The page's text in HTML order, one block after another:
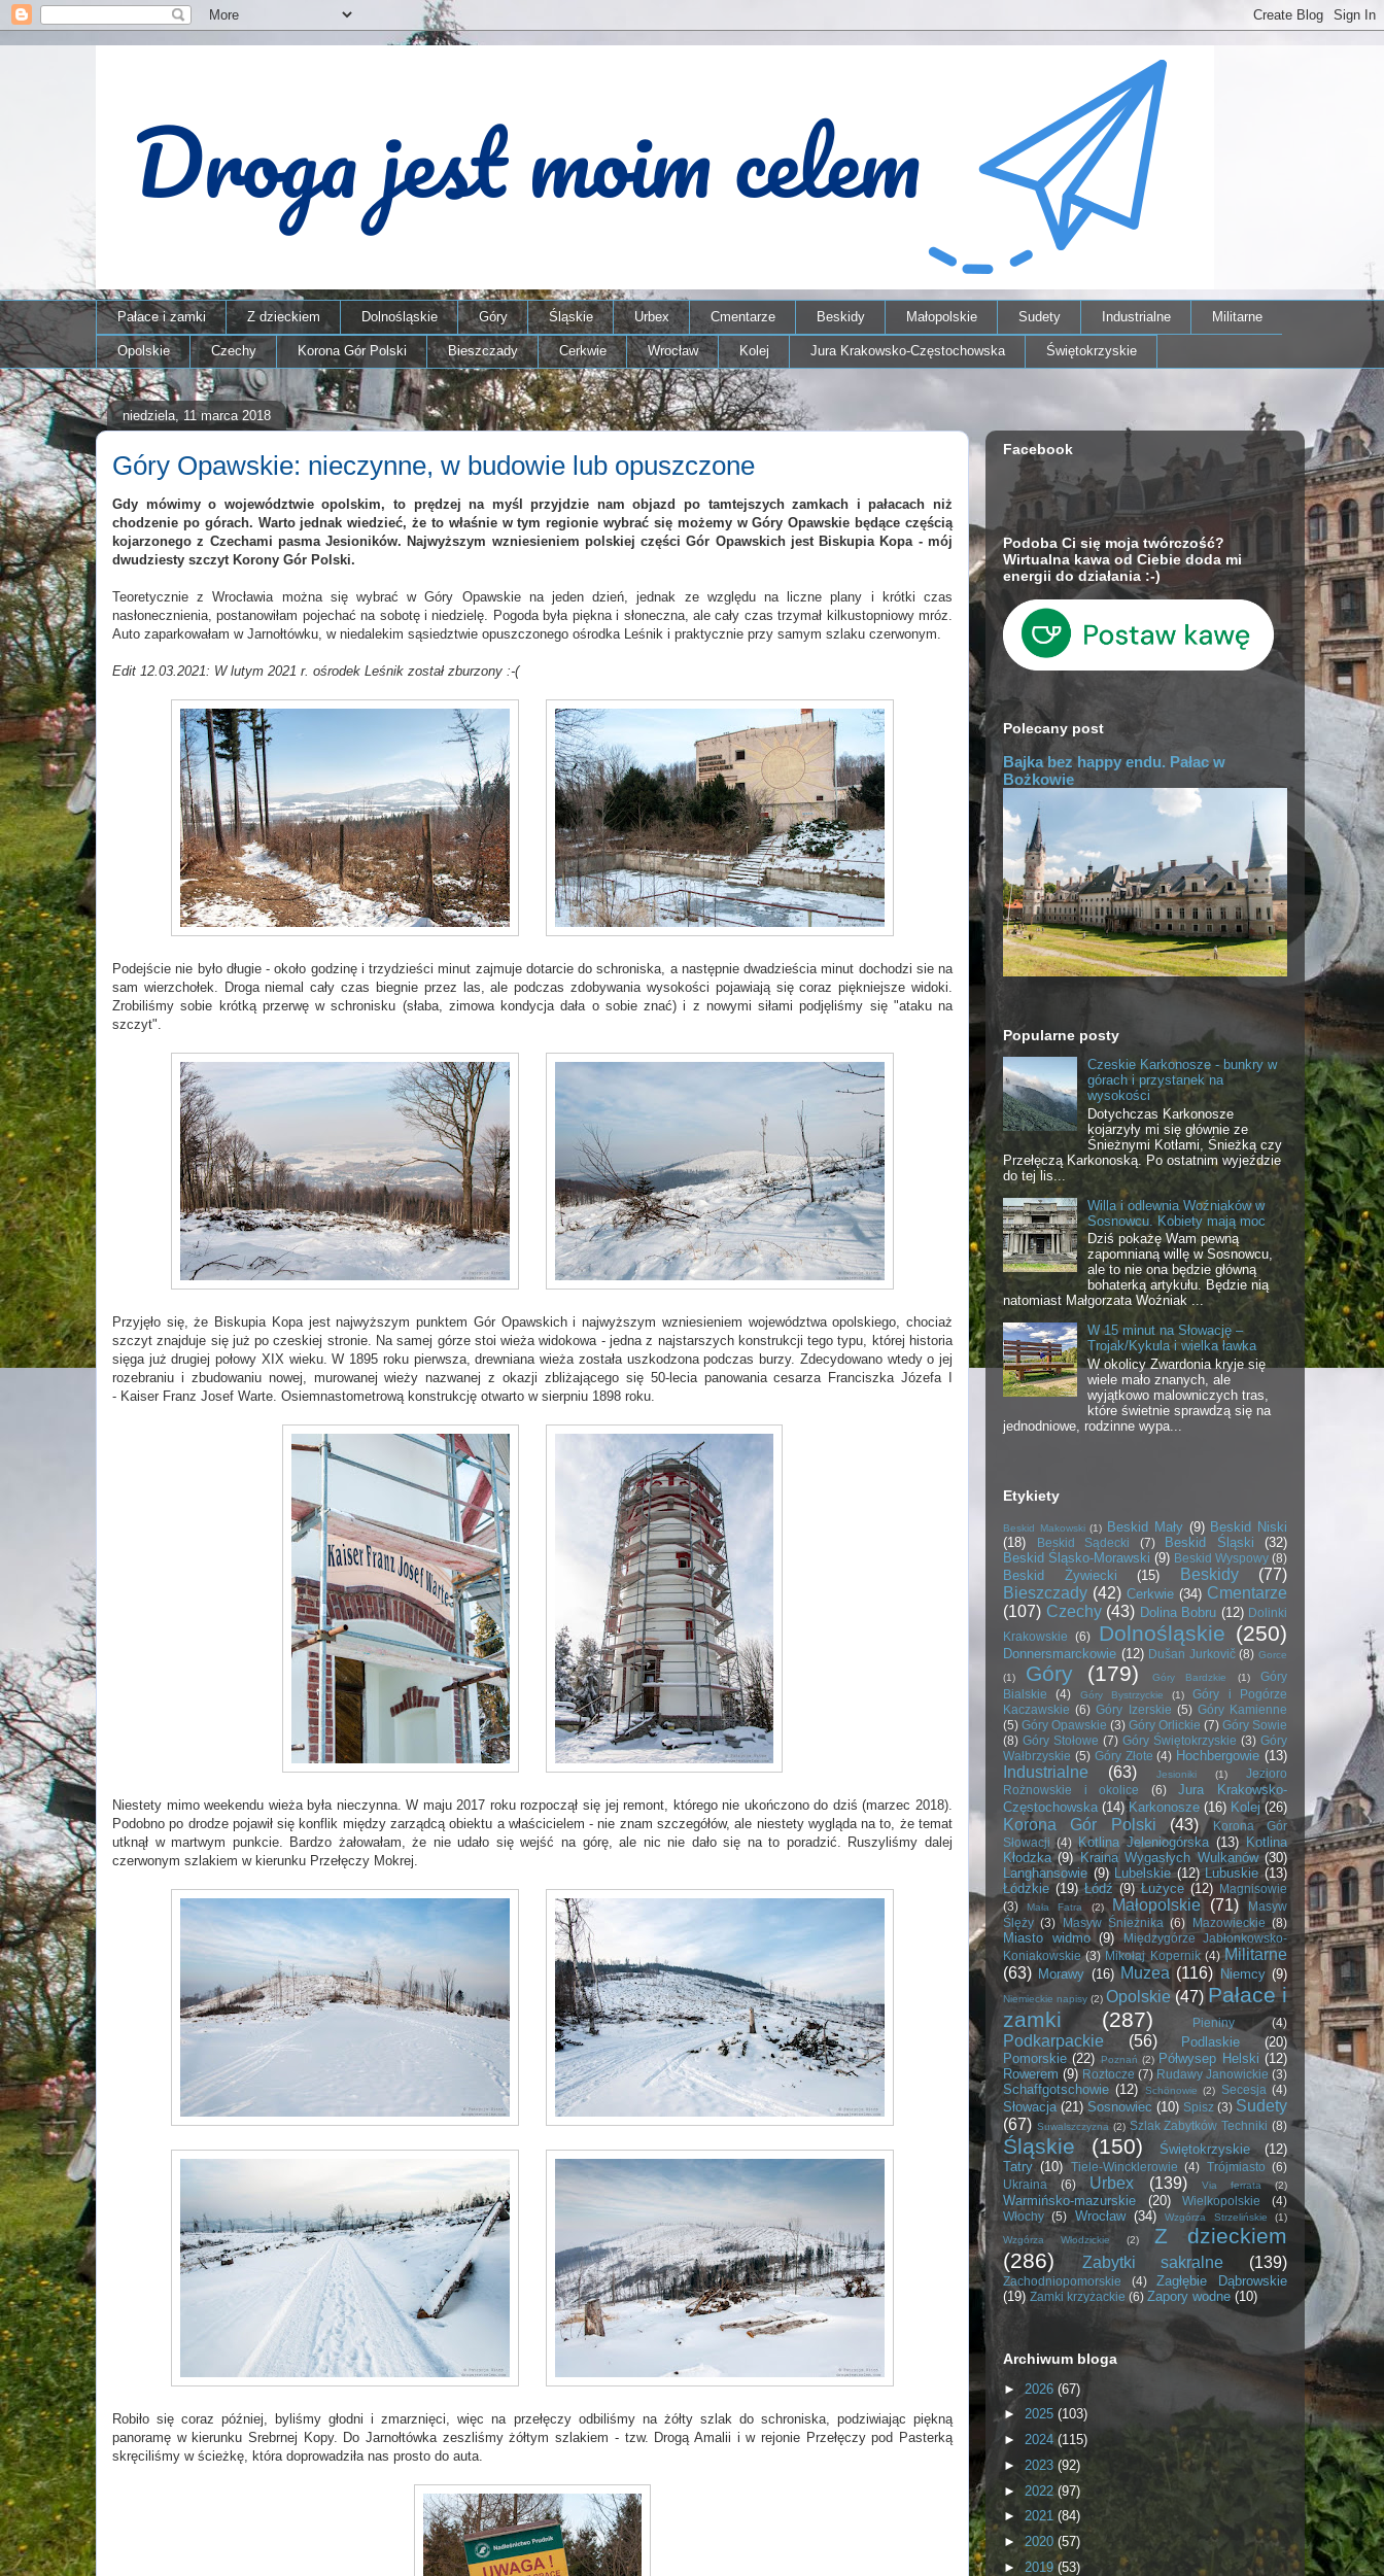
Pałace i zamki Z dzieckiem Dolnośląskie Góry Śląskie Urbex Cmentarze Beskidy Małopolskie Sudety Industrialne Militarne
Opolskie Czechy Korona Gór Polski Bieszczady Cerkwie Wrocław Kolej Jura Krakowsko-Częstochowska Świętokrzyskie
niedziela, 11 marca 2018
Góry Opawskie: nieczynne, w budowie lub opuszczone
Gdy mówimy o województwie opolskim, to prędzej na myśl przyjdzie nam objazd po tamtejszych zamkach i pałacach niż
chodzenie po górach. Warto jednak wiedzieć, że to właśnie w tym regionie wybrać się możemy w Góry Opawskie będące częścią
kojarzonego z Czechami pasma Jesioników. Najwyższym wzniesieniem polskiej części Gór Opawskich jest Biskupia Kopa - mój
dwudziesty szczyt Korony Gór Polski.
Teoretycznie z Wrocławia można się wybrać w Góry Opawskie na jeden dzień, jednak ze względu na liczne plany i krótki czas
nasłonecznienia, postanowiłam pojechać na sobotę i niedzielę. Pogoda była piękna i słoneczna, ale cały czas trzymał kilkustopniowy mróz.
Auto zaparkowałam w Jarnołtówku, w niedalekim sąsiedztwie opuszczonego ośrodka Leśnik i praktycznie przy samym szlaku czerwonym.
Edit 12.03.2021: W lutym 2021 r. ośrodek Leśnik został zburzony :-(
Podejście nie było długie - około godzinę i trzydzieści minut zajmuje dotarcie do schroniska, a następnie dwadzieścia minut dochodzi sie na
sam wierzchołek. Droga niemal cały czas biegnie przez las, ale podczas zdobywania wysokości pojawiają się coraz piękniejsze widoki.
Zrobiliśmy sobie krótką przerwę w schronisku (słaba, zimowa kondycja dała o sobie znać) i z nowymi siłami podjęliśmy się "ataku na
szczyt".
Przyjęło się, że Biskupia Kopa jest najwyższym punktem Gór Opawskich i najwyższym wzniesieniem województwa opolskiego, chociaż
szczyt znajduje się już po czeskiej stronie. Na samej górze stoi wieża widokowa - jedna z najstarszych konstrukcji tego typu, której historia
sięga już drugiej połowy XIX wieku. W 1895 roku pierwsza, drewniana wieża została uszkodzona podczas burzy. Zdecydowano wtedy o jej
rozebraniu i zbudowaniu nowej, murowanej wieży nazwanej z okazji zbliżającego się 50-lecia panowania cesarza Franciszka Józefa I
- Kaiser Franz Josef Warte. Osiemnastometrową konstrukcję otwarto w sierpniu 1898 roku.
Niestety mimo weekendu wieża była nieczynna. W maju 2017 roku rozpoczął się jej remont, którego nie ukończono do dziś (marzec 2018).
Podobno po drodze pojawił się konflik między zarządcą obiektu a właścicielem - nie znam szczegółów, ale niestety wygląda na to, że temat
utknął w martwym punkcie. Bardzo żałowałam, że nie udało się wejść na górę, ale nic nie dało się na to poradzić. Ruszyliśmy dalej
czerwonym szlakiem w kierunku Przełęczy Mokrej.
Robiło się coraz później, byliśmy głodni i zmarznięci, więc na przełęczy odbiliśmy na żółty szlak do schroniska, podziwiając piękną
panoramę w kierunku Srebrnej Kopy. Do Jarnołtówka zeszliśmy żółtym szlakiem - tzw. Drogą Amalii i w rejonie Przełęczy pod Pasterką
skręciliśmy w ścieżkę, która doprowadziła nas prosto do auta.
Facebook
Podoba Ci się moja twórczość?
Wirtualna kawa od Ciebie doda mi
energii do działania :-)
Polecany post
Bajka bez happy endu. Pałac w
Bożkowie
Popularne posty
Czeskie Karkonosze - bunkry w
górach i przystanek na
wysokości
Dotychczas Karkonosze
kojarzyły mi się głównie ze
Śnieżnymi Kotłami, Śnieżką czy
Przełęczą Karkonoską. Po ostatnim wyjeździe
do tej lis...
Willa i odlewnia Woźniaków w
Sosnowcu. Kobiety mają moc
Dziś pokażę Wam pewną
zapomnianą willę w Sosnowcu,
ale to nie ona będzie główną
bohaterką artykułu. Będzie nią
natomiast Małgorzata Woźniak ...
W 15 minut na Słowację –
Trojak/Kykula i wielka ławka
W okolicy Zwardonia kryje się
wiele mało znanych, ale
wyjątkowo malowniczych tras,
które świetnie sprawdzą się na
jednodniowe, rodzinne wypa...
Etykiety
Beskid Makowski (1) Beskid Mały (9) Beskid Niski
(18)
Beskid Sądecki (7) Beskid Śląski
(32)
Beskid Śląsko-Morawski (9) Beskid Wyspowy (8)
Beskid Żywiecki (15) Beskidy
(77)
Bieszczady (42) Cerkwie (34) Cmentarze
(107) Czechy (43) Dolina Bobru (12) Dolinki
Krakowskie
(6) Dolnośląskie (250)
Donnersmarckowie (12) Dušan Jurkovič (8) Gorce
(1)
Góry (179) Góry Bardzkie (1)
Góry
Bialskie
(4) Góry Bystrzyckie (1)
Góry i Pogórze
Kaczawskie (6) Góry Izerskie (5) Góry Kamienne
(5) Góry Opawskie (3) Góry Orlickie (7) Góry Sowie
(8) Góry Stołowe (7) Góry Świętokrzyskie (3) Góry
Wałbrzyskie (5) Góry Złote (4) Hochbergowie (13)
Industrialne (63) Jesioniki (1)
Jezioro
Rożnowskie i okolice
(6)
Jura Krakowsko-
Częstochowska (14) Karkonosze (16) Kolej (26)
Korona Gór Polski (43)
Korona Gór
Słowacji (4) Kotlina Jeleniogórska (13) Kotlina
Kłodzka (9) Kraina Wygasłych Wulkanów (30)
Langhansowie (9) Lubelskie (12) Lubuskie (13)
Łódzkie (19) Łódź (9) Łużyce (12) Magnisowie
(3)
Mała Fatra (2) Małopolskie (71)
Masyw
Ślęży (3) Masyw Śnieżnika (6) Mazowieckie (8)
Miasto widmo (9)
Międzygórze Jabłonkowsko-
Koniakowskie (3) Mikołaj Kopernik (4) Militarne
(63) Morawy (16) Muzea (116) Niemcy (9)
Niemieckie napisy (2) Opolskie (47) Pałace i
zamki
(287) Pieniny (4)
Podkarpackie (56) Podlaskie
(20)
Pomorskie (22) Poznań (2) Półwysep Helski (12)
Rowerem (9) Roztocze (7) Rudawy Janowickie (3)
Schaffgotschowie (12) Schönowie (2) Secesja (4)
Słowacja (21) Sosnowiec (10) Spisz (3) Sudety
(67) Suwalszczyzna (2) Szlak Zabytków Techniki (8)
Śląskie (150) Świętokrzyskie
(12)
Tatry (10) Tiele-Wincklerowie (4) Trójmiasto (6)
Ukraina
(6) Urbex (139) Via ferrata (2)
Warmińsko-mazurskie (20) Wielkopolskie
(4)
Włochy (5) Wrocław (34) Wzgórza Strzelińskie
(1)
Wzgórza Włodzickie
(2)
Z dzieckiem
(286)
Zabytki sakralne (139)
Zachodniopomorskie (4)
Zagłębie Dąbrowskie
(19) Zamki krzyżackie (6) Zapory wodne (10)
Archiwum bloga
► 2026 (67)
► 2025 (103)
► 2024 (115)
► 2023 (92)
► 2022 (97)
► 2021 (84)
►2020 (57)
► 2019 (53)